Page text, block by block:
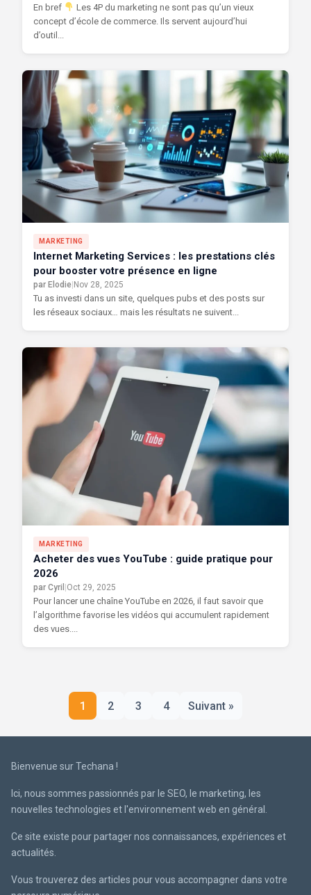
En bref
Les 4P du marketing ne sont pas qu’un vieux
concept d’école de commerce. Ils servent aujourd’hui
d’outil...
MARKETING
Internet Marketing Services : les prestations clés
pour booster votre présence en ligne
par Elodie Nov 28, 2025
Tu as investi dans un site, quelques pubs et des posts sur
les réseaux sociaux… mais les résultats ne suivent...
MARKETING
Acheter des vues YouTube : guide pratique pour
2026
par Cyril Oct 29, 2025
Pour lancer une chaîne YouTube en 2026, il faut savoir que
l’algorithme favorise les vidéos qui accumulent rapidement
des vues....
Pagination
1 2 3 4 Suivant »
Bienvenue sur Techana !
Ici, nous sommes passionnés par le SEO, le marketing, les
nouvelles technologies et l'environnement web en général.
Ce site existe pour partager nos connaissances, expériences et
actualités.
Vous trouverez des articles pour vous accompagner dans votre